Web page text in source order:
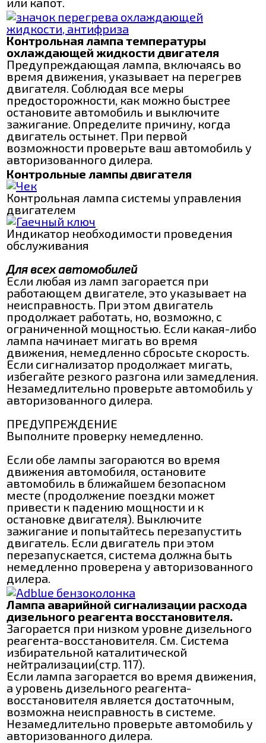
Контрольная лампа температуры
охлаждающей жидкости двигателя
Предупреждающая лампа, включаясь во
время движения, указывает на перегрев
двигателя. Соблюдая все меры
предосторожности, как можно быстрее
остановите автомобиль и выключите
зажигание. Определите причину, когда
двигатель остынет. При первой
возможности проверьте ваш автомобиль у
авторизованного дилера.
Контрольные лампы двигателя
Контрольная лампа системы управления
двигателем
Индикатор необходимости проведения
обслуживания
Для всех автомобилей
Если любая из ламп загорается при
работающем двигателе, это указывает на
неисправность. При этом двигатель
продолжает работать, но, возможно, с
ограниченной мощностью. Если какая-либо
лампа начинает мигать во время
движения, немедленно сбросьте скорость.
Если сигнализатор продолжает мигать,
избегайте резкого разгона или замедления.
Незамедлительно проверьте автомобиль у
авторизованного дилера.
ПРЕДУПРЕЖДЕНИЕ
Выполните проверку немедленно.
Если обе лампы загораются во время
движения автомобиля, остановите
автомобиль в ближайшем безопасном
месте (продолжение поездки может
привести к падению мощности и к
остановке двигателя). Выключите
зажигание и попытайтесь перезапустить
двигатель. Если двигатель при этом
перезапускается, система должна быть
немедленно проверена у авторизованного
дилера.
Лампа аварийной сигнализации расхода
дизельного реагента восстановителя.
Загорается при низком уровне дизельного
реагента-восстановителя. См. Система
избирательной каталитической
нейтрализации(стр. 117).
Если лампа загорается во время движения,
а уровень дизельного реагента-
восстановителя является достаточным,
возможна неисправность в системе.
Незамедлительно проверьте автомобиль у
авторизованного дилера.